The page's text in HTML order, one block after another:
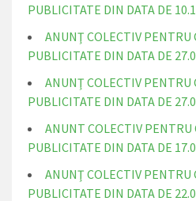
PUBLICITATE DIN DATA DE
ANUNŢ COLECTIV PENTRU
PUBLICITATE DIN DATA DE
ANUNŢ COLECTIV PENTRU
PUBLICITATE DIN DATA DE
ANUNT COLECTIV PENTRU
PUBLICITATE DIN DATA DE
ANUNŢ COLECTIV PENTRU
PUBLICITATE DIN DATA DE